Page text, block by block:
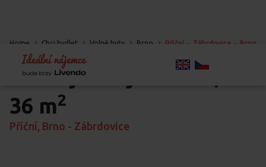
Home Chci bydlet Volné byty Brno Příční - Zábrdovice - Brno
Pronájem bytu
2+kk,
36 m2
Příční, Brno - Zábrdovice